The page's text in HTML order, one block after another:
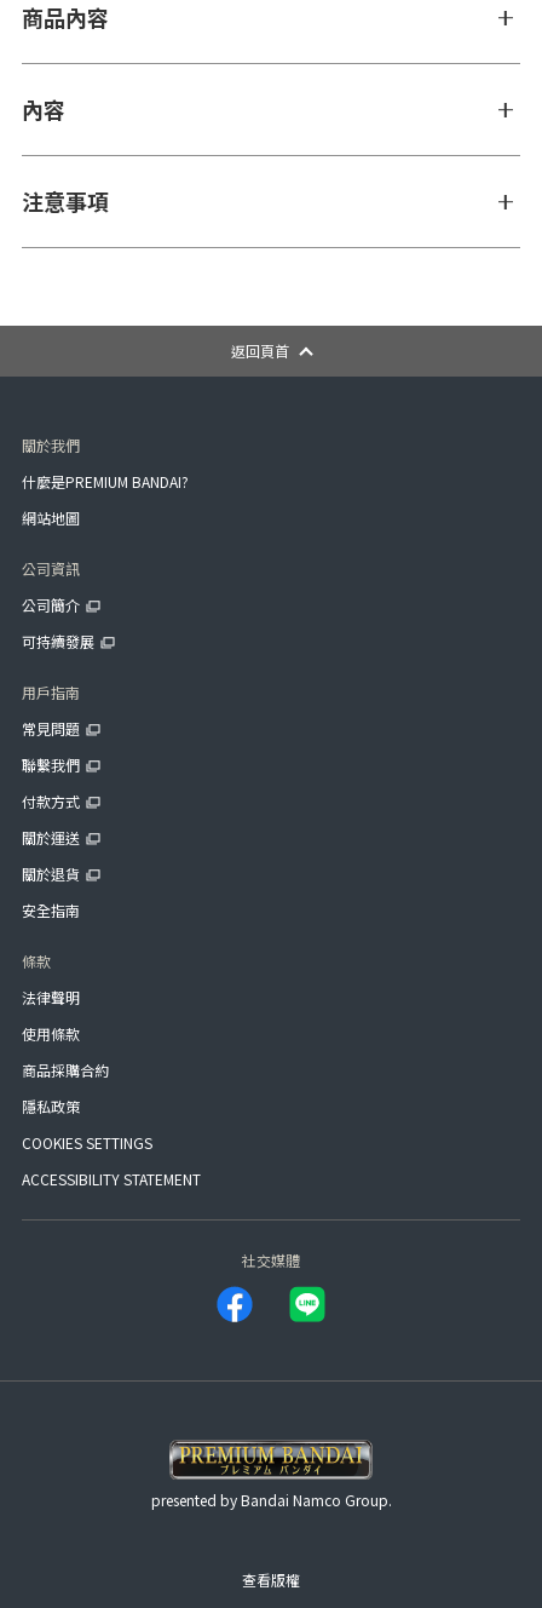
商品內容
內容
注意事項
返回頁首
關於我們
什麼是PREMIUM BANDAI?
網站地圖
公司資訊
公司簡介
可持續發展
用戶指南
常見問題
聯繫我們
付款方式
關於運送
關於退貨
安全指南
條款
法律聲明
使用條款
商品採購合約
隱私政策
COOKIES SETTINGS
ACCESSIBILITY STATEMENT
社交媒體
presented by Bandai Namco Group.
查看版權